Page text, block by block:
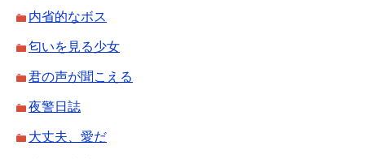
内省的なボス
匂いを見る少女
君の声が聞こえる
夜警日誌
大丈夫、愛だ